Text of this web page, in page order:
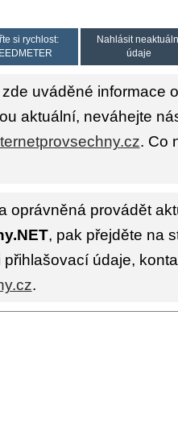
si rychlost:
Nahlásit
údaje
uváděné informace
aktuální, neváhejte
. Co
oprávněná provádět
, pak přejděte na
údaje,
.